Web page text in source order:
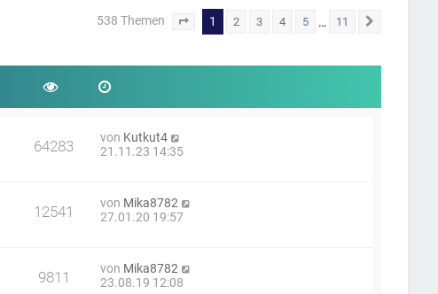
538 Themen Seite von 11
1 2 3 4 5 … 11
64283 von Kutkut4
21.11.23 14:35
12541 von Mika8782
27.01.20 19:57
9811 von Mika8782
23.08.19 12:08